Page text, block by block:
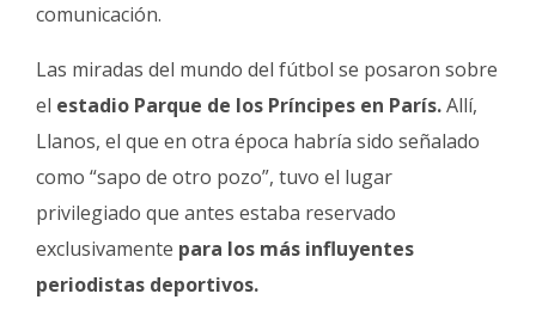
comunicación.
Las miradas del mundo del fútbol se posaron sobre
el estadio Parque de los Príncipes en París.Allí,
Llanos, el que en otra época habría sido señalado
como “sapo de otro pozo”, tuvo el lugar
privilegiado que antes estaba reservado
exclusivamente para los más influyentes
periodistas deportivos.